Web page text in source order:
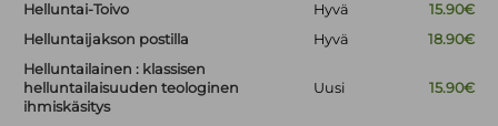
Helluntai-Toivo Hyvä
15.90€
Helluntaijakson postilla
Hyvä
18.90€
Helluntailainen : klassisen
helluntailaisuuden teologinen
ihmiskäsitys
Uusi 15.90€